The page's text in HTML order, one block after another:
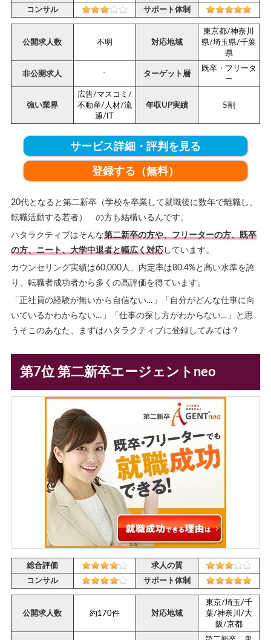
コンサル
サポート体制
公開求人数 不明 対応地域
東京都/神奈川
県/埼玉県/千葉
県
非公開求人 - ターゲット層
既卒・フリータ
ー
強い業界
広告/マスコミ/
不動産/人材/流
通/IT
年収UP実績 5割
サービス詳細・評判を見る
登録する（無料）
20代となると第二新卒（学校を卒業して就職後に数年で離職し、
転職活動する若者） の方も結構いるんです。
ハタラクティブはそんな第二新卒の方や、フリーターの方、既卒
の方、ニート、大学中退者と幅広く対応しています。
カウンセリング実績は60,000人、内定率は80.4%と高い水準を誇
り、転職者成功者から多くの高評価を得ています。
「正社員の経験が無いから自信ない…」「自分がどんな仕事に向
いているかわからない…」「仕事の探し方がわからない…」と思
うそこのあなた、まずはハタラクティブに登録してみては？
第7位 第二新卒エージェントneo
総合評価
求人の質
コンサル
サポート体制
公開求人数 約170件 対応地域
東京/埼玉/千
葉/神奈川/大
阪/京都